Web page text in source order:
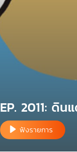
EP. 2011: ดิน
ฟังรายการ